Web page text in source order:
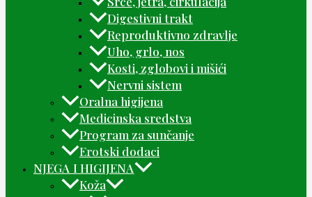
Digestivni trakt
Reproduktivno zdravlje
Uho, grlo, nos
Kosti, zglobovi i mišići
Nervni sistem
Oralna higijena
Medicinska sredstva
Program za sunčanje
Erotski dodaci
NJEGA I HIGIJENA
Koža